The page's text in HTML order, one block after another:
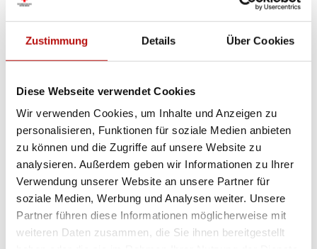
Zustimmung Details Über Cookies
Diese Webseite verwendet Cookies
Wir verwenden Cookies, um Inhalte und Anzeigen zu
personalisieren, Funktionen für soziale Medien anbieten
zu können und die Zugriffe auf unsere Website zu
analysieren. Außerdem geben wir Informationen zu Ihrer
Verwendung unserer Website an unsere Partner für
soziale Medien, Werbung und Analysen weiter. Unsere
Partner führen diese Informationen möglicherweise mit
weiteren Daten zusammen, die Sie ihnen bereitgestellt
Unsere Hilfe in Armenien
Das Österreichische Rote Kreuz arbeitet bereits seit
Kreuz zusammen und hat sogar eine eigene
Im Fokus der Zusammenarbeit stehen Projekte im
Gesundheitsbereich, wie etwa die Renovierung eines
Pflegeheims, der Aufbau freiwilliger First Responder
für Feuer- und Rettungseinsätze, die Smiley Clubs
sowie die finanzielle und soziale Unterstützung
geflüchteter Menschen aus Bergkarabach.